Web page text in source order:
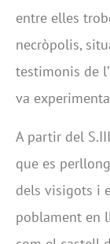
entre elles
necròpolis,
testimonis de
va
A partir del
que es
dels visigots i
poblament en